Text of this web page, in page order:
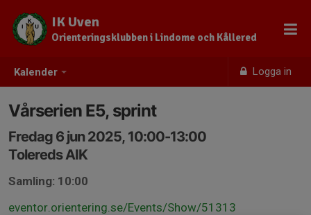
Kalender Logga in
IK Uven
Orienteringsklubben i Lindome och Kållered
Vårserien E5, sprint
Fredag 6 jun 2025, 10:00-13:00
Tolereds AIK
Samling: 10:00
eventor.orientering.se/Events/Show/51313